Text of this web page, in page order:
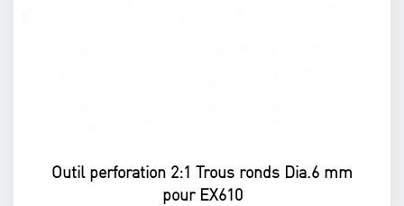
Outil perforation 2:1 Trous ronds Dia.6 mm
pour EX610